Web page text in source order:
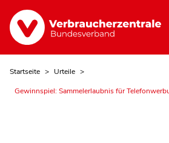
Startseite
Urteile
Gewinnspiel: Sammelerlaubnis für